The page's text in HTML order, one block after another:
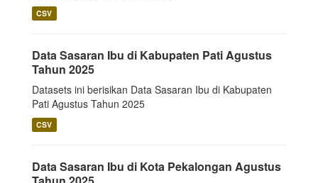
CSV
Data Sasaran Ibu di Kabupaten Pati Agustus
Tahun 2025
Datasets ini berisikan Data Sasaran Ibu di Kabupaten
Pati Agustus Tahun 2025
CSV
Data Sasaran Ibu di Kota Pekalongan Agustus